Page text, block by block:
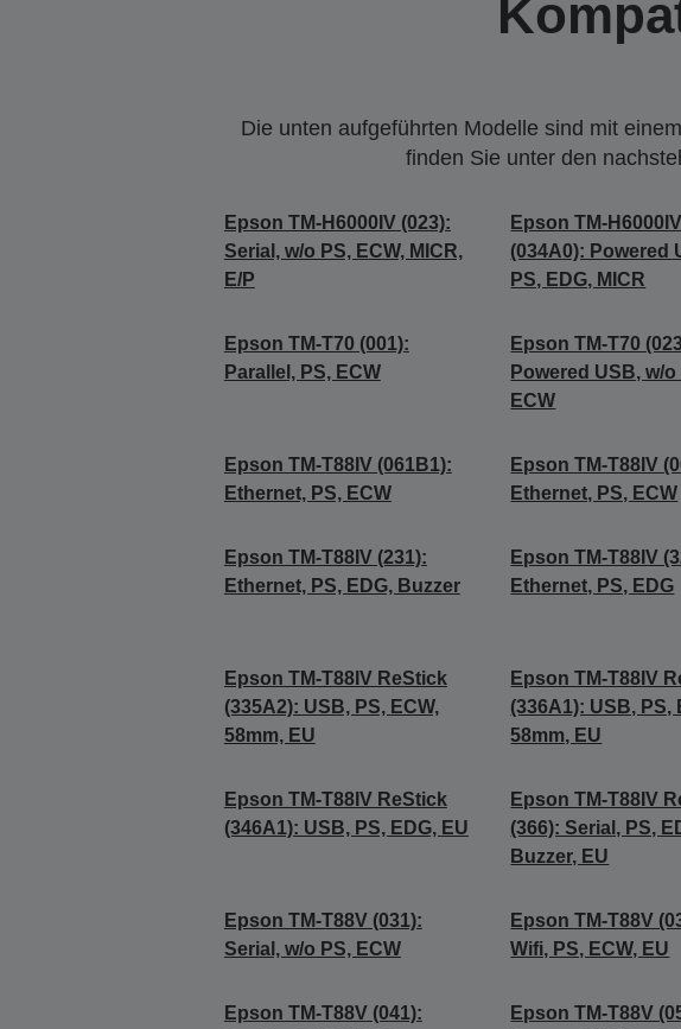
Die unten aufgeführten Modelle sind mit
finden Sie unter den
Epson TM-H6000IV (023):
Serial, w/o PS, ECW, MICR,
E/P
Epson TM-H6000IV
(034A0): Powered
PS, EDG, MICR
Epson TM-T70 (001):
Parallel, PS, ECW
Epson TM-T70
Powered USB, w/o
ECW
Epson TM-T88IV (061B1):
Ethernet, PS, ECW
Epson TM-T88IV
Ethernet, PS, ECW
Epson TM-T88IV (231):
Ethernet, PS, EDG, Buzzer
Epson TM-T88IV
Ethernet, PS, EDG
Epson TM-T88IV ReStick
(335A2): USB, PS, ECW,
58mm, EU
Epson TM-T88IV
(336A1): USB, PS,
58mm, EU
Epson TM-T88IV ReStick
(346A1): USB, PS, EDG, EU
Epson TM-T88IV
(366): Serial, PS,
Buzzer, EU
Epson TM-T88V (031):
Serial, w/o PS, ECW
Epson TM-T88V
Wifi, PS, ECW, EU
Epson TM-T88V (041):
Epson TM-T88V